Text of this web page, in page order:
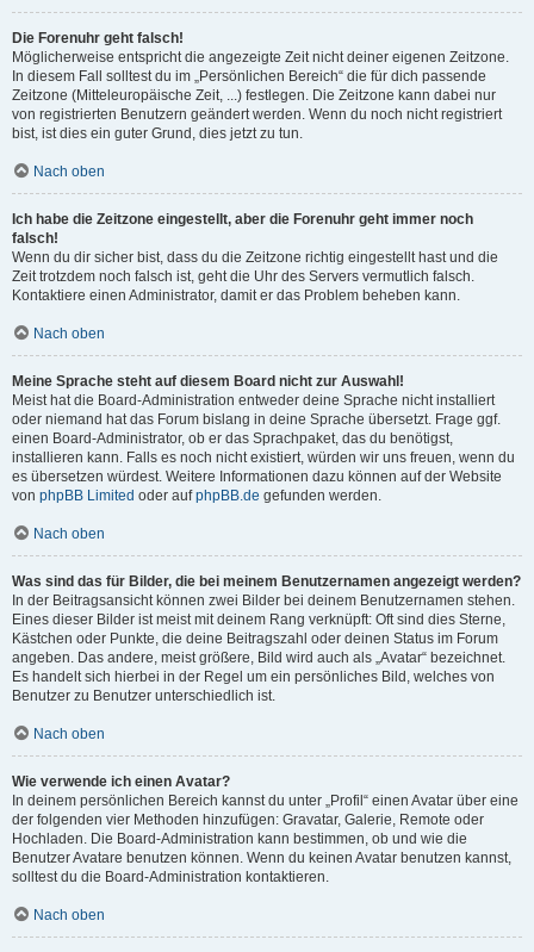
Die Forenuhr geht falsch!
Möglicherweise entspricht die angezeigte Zeit nicht deiner eigenen Zeitzone.
In diesem Fall solltest du im „Persönlichen Bereich“ die für dich passende
Zeitzone (Mitteleuropäische Zeit, ...) festlegen. Die Zeitzone kann dabei nur
von registrierten Benutzern geändert werden. Wenn du noch nicht registriert
bist, ist dies ein guter Grund, dies jetzt zu tun.
Nach oben
Ich habe die Zeitzone eingestellt, aber die Forenuhr geht immer noch
falsch!
Wenn du dir sicher bist, dass du die Zeitzone richtig eingestellt hast und die
Zeit trotzdem noch falsch ist, geht die Uhr des Servers vermutlich falsch.
Kontaktiere einen Administrator, damit er das Problem beheben kann.
Nach oben
Meine Sprache steht auf diesem Board nicht zur Auswahl!
Meist hat die Board-Administration entweder deine Sprache nicht installiert
oder niemand hat das Forum bislang in deine Sprache übersetzt. Frage ggf.
einen Board-Administrator, ob er das Sprachpaket, das du benötigst,
installieren kann. Falls es noch nicht existiert, würden wir uns freuen, wenn du
es übersetzen würdest. Weitere Informationen dazu können auf der Website
von phpBB Limited oder aufphpBB.de gefunden werden.
Nach oben
Was sind das für Bilder, die bei meinem Benutzernamen angezeigt werden?
In der Beitragsansicht können zwei Bilder bei deinem Benutzernamen stehen.
Eines dieser Bilder ist meist mit deinem Rang verknüpft: Oft sind dies Sterne,
Kästchen oder Punkte, die deine Beitragszahl oder deinen Status im Forum
angeben. Das andere, meist größere, Bild wird auch als „Avatar“ bezeichnet.
Es handelt sich hierbei in der Regel um ein persönliches Bild, welches von
Benutzer zu Benutzer unterschiedlich ist.
Nach oben
Wie verwende ich einen Avatar?
In deinem persönlichen Bereich kannst du unter „Profil“ einen Avatar über eine
der folgenden vier Methoden hinzufügen: Gravatar, Galerie, Remote oder
Hochladen. Die Board-Administration kann bestimmen, ob und wie die
Benutzer Avatare benutzen können. Wenn du keinen Avatar benutzen kannst,
solltest du die Board-Administration kontaktieren.
Nach oben